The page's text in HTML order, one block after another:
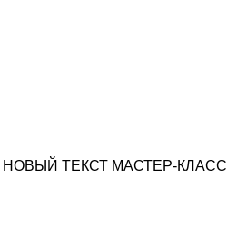
НОВЫЙ ТЕКСТ МАСТЕР-КЛАСС